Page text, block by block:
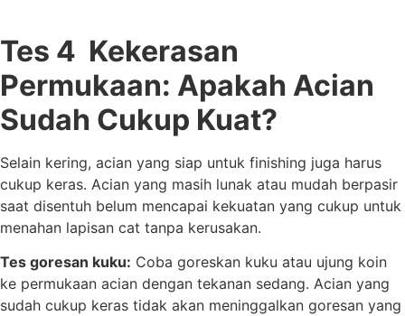
Tes 4 Kekerasan
Permukaan: Apakah Acian
Sudah Cukup Kuat?
Selain kering, acian yang siap untuk finishing juga harus
cukup keras. Acian yang masih lunak atau mudah berpasir
saat disentuh belum mencapai kekuatan yang cukup untuk
menahan lapisan cat tanpa kerusakan.
Tes goresan kuku: Coba goreskan kuku atau ujung koin
ke permukaan acian dengan tekanan sedang. Acian yang
sudah cukup keras tidak akan meninggalkan goresan yang